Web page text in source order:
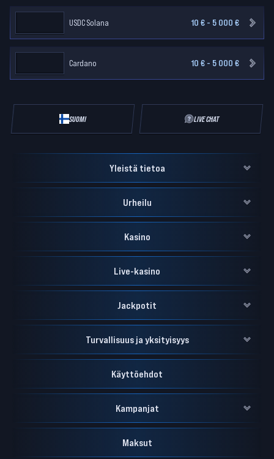
USDC Solana 10 € - 5 000 €
Cardano 10 € - 5 000 €
SUOMI LIVE CHAT
Yleistä tietoa
Urheilu
Kasino
Live-kasino
Jackpotit
Turvallisuus ja yksityisyys
Käyttöehdot
Kampanjat
Maksut